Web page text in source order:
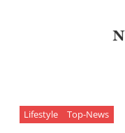
Lifestyle Top-News